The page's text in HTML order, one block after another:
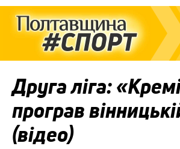
Друга ліга:
програв
(відео)